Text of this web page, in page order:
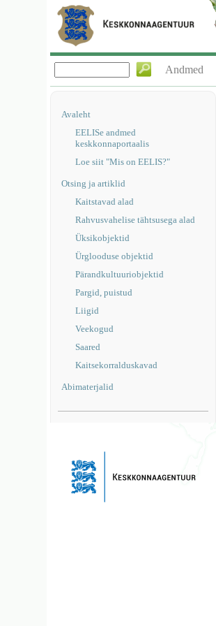
Andmed
Avaleht
EELISe andmed
keskkonnaportaalis
Loe siit "Mis on EELIS?"
Otsing ja artiklid
Kaitstavad alad
Rahvusvahelise tähtsusega alad
Üksikobjektid
Ürglooduse objektid
Pärandkultuuriobjektid
Pargid, puistud
Liigid
Veekogud
Saared
Kaitsekorralduskavad
Abimaterjalid